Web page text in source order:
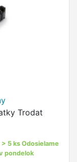
Trodat
> 5 ks Odosielame
pondelok